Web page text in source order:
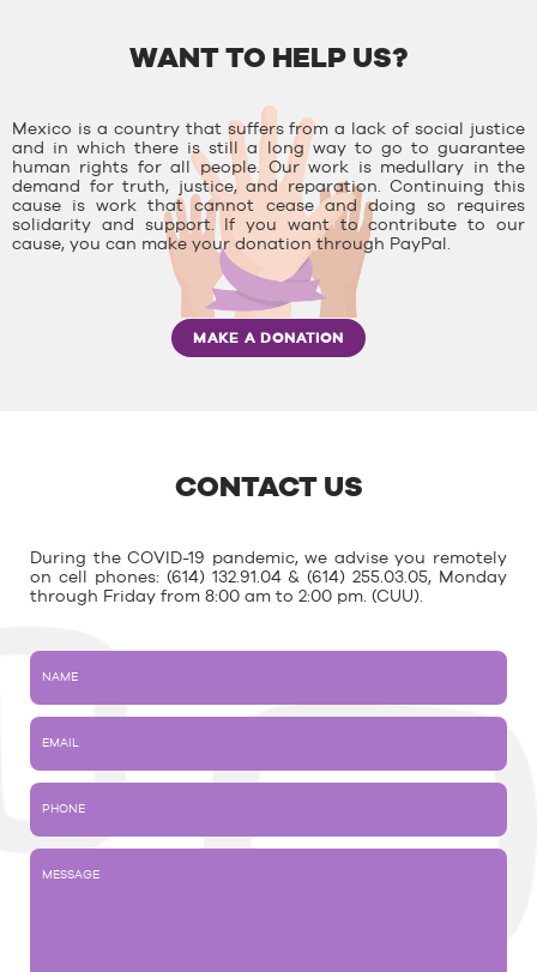
WANT TO HELP US?
Mexico is a country that suffers from a lack of social justice
and in which there is still a long way to go to guarantee
human rights for all people. Our work is medullary in the
demand for truth, justice, and reparation. Continuing this
cause is work that cannot cease and doing so requires
solidarity and support. If you want to contribute to our
cause, you can make your donation through PayPal.
MAKE A DONATION
CONTACT US
During the COVID-19 pandemic, we advise you remotely
on cell phones: (614) 132.91.04 & (614) 255.03.05, Monday
through Friday from 8:00 am to 2:00 pm. (CUU).